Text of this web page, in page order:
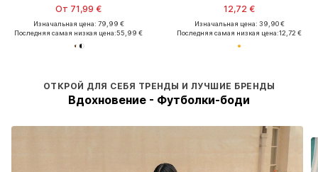
От 71,99 €
Изначальная цена: 79,99 €
Последняя самая низкая цена:55,99 €
12,72 €
Изначальная цена: 39,90 €
Последняя самая низкая цена:12,72 €
ОТКРОЙ ДЛЯ СЕБЯ ТРЕНДЫ И ЛУЧШИЕ БРЕНДЫ
Вдохновение - Футболки-боди